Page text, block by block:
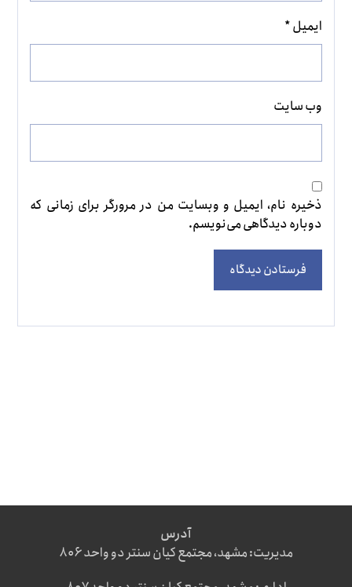
ایمیل*
وب‌ سایت
ذخیره نام، ایمیل و وبسایت من در مرورگر برای زمانی که
دوباره دیدگاهی می‌نویسم.
فرستادن دیدگاه
آدرس
مدیریت: مشهد، مجتمع کیان سنتر دو واحد ۸۰۶